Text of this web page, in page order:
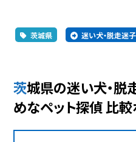
茨城県 迷い犬・脱走迷
茨城県の迷い犬・脱走迷子犬探し おすす
めなペット探偵 比較